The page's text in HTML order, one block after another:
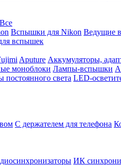
Все
Вспышки для Nikon Ведущие
вспышек
Aputure Аккумуляторы,
моноблоки Лампы-вспышки
постоянного света LED-
С держателем для телефона
ИК